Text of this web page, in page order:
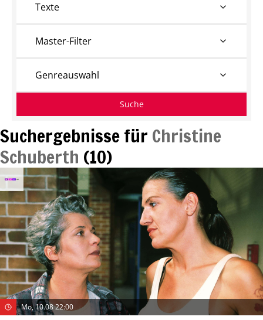
Suchergebnisse für Christine
Schuberth (10)
Mo, 10.08 22:00
Texte
Master-Filter
Genreauswahl
Suche